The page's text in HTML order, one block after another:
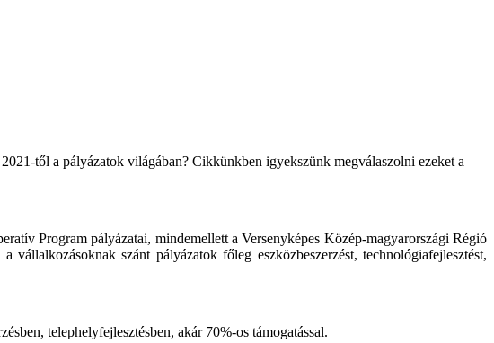
től a pályázatok világában? Cikkünkben igyekszünk megválaszolni ezeket a
Program pályázatai, mindemellett a Versenyképes Közép-magyarországi Régió
szánt pályázatok főleg eszközbeszerzést, technológiafejlesztést,
telephelyfejlesztésben, akár 70%-os támogatással.